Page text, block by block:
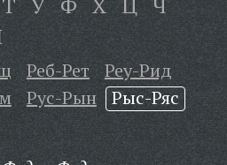
Реб-Рет
Реу-Рид
Рус-Рын Рыс-Ряс